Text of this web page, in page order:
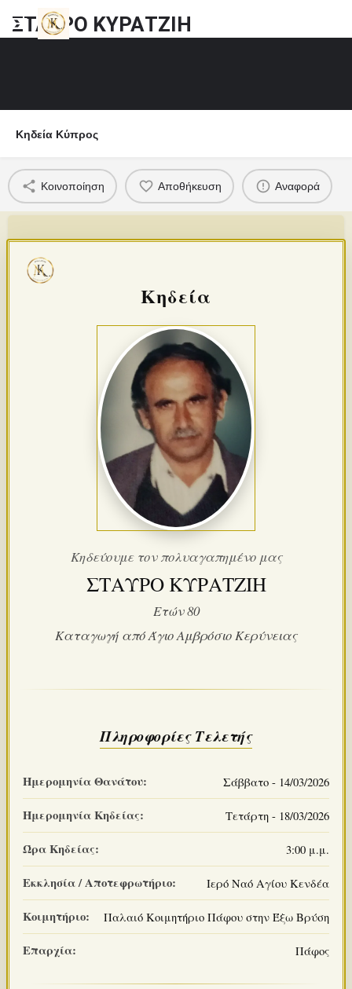
ΣΤΑΥΡΟ ΚΥΡΑΤΖΙΗ
Κηδεία Κύπρος
Κοινοποίηση Αποθήκευση Αναφορά
Κηδεία
Κηδεύουμε τον πολυαγαπημένο μας
ΣΤΑΥΡΟ ΚΥΡΑΤΖΙΗ
Ετών 80
Καταγωγή από Άγιο Αμβρόσιο Κερύνειας
Πληροφορίες Τελετής
Ημερομηνία Θανάτου: Σάββατο - 14/03/2026
Ημερομηνία Κηδείας: Τετάρτη - 18/03/2026
Ώρα Κηδείας: 3:00 μ.μ.
Εκκλησία / Αποτεφρωτήριο: Ιερό Ναό Αγίου Κενδέα
Κοιμητήριο: Παλαιό Κοιμητήριο Πάφου στην Έξω Βρύση
Επαρχία: Πάφος